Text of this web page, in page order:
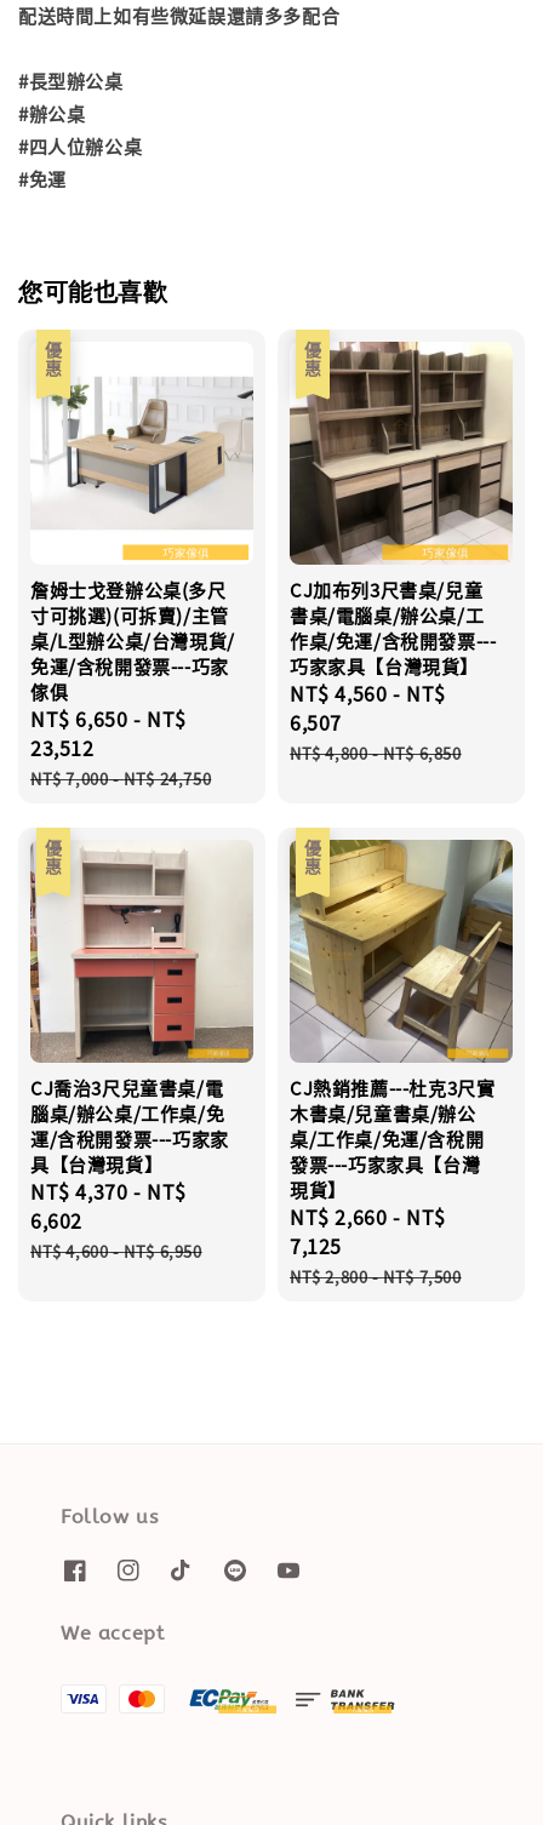
配送時間上如有些微延誤還請多多配合
#長型辦公桌
#辦公桌
#四人位辦公桌
#免運
您可能也喜歡
優惠
詹姆士戈登辦公桌(多尺
寸可挑選)(可拆賣)/主管
桌/L型辦公桌/台灣現貨/
免運/含稅開發票---巧家
傢俱
Sale
price
NT$ 6,650 - NT$
23,512
Regular
NT$ 7,000-NT$ 24,750
優惠
CJ加布列3尺書桌/兒童
書桌/電腦桌/辦公桌/工
作桌/免運/含稅開發票---
巧家家具【台灣現貨】
Sale
price
NT$ 4,560 - NT$
6,507
Regular
NT$ 4,800-NT$ 6,850
優惠
CJ喬治3尺兒童書桌/電
腦桌/辦公桌/工作桌/免
運/含稅開發票---巧家家
具【台灣現貨】
Sale
price
NT$ 4,370 - NT$
6,602
Regular
NT$ 4,600-NT$ 6,950
優惠
CJ熱銷推薦---杜克3尺實
木書桌/兒童書桌/辦公
桌/工作桌/免運/含稅開
發票---巧家家具【台灣
現貨】
Sale
price
NT$ 2,660 - NT$
7,125
Regular
NT$ 2,800-NT$ 7,500
Follow us
We accept